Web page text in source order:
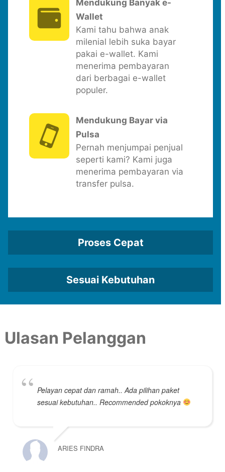
Mendukung Banyak e-
Wallet
Kami tahu bahwa anak
milenial lebih suka bayar
pakai e-wallet. Kami
menerima pembayaran
dari berbagai e-wallet
populer.
Mendukung Bayar via
Pulsa
Pernah menjumpai penjual
seperti kami? Kami juga
menerima pembayaran via
transfer pulsa.
Proses Cepat
Sesuai Kebutuhan
Ulasan Pelanggan
Pelayan cepat dan ramah.. Ada pilihan paket
sesuai kebutuhan.. Recommended pokoknya
ARIES FINDRA